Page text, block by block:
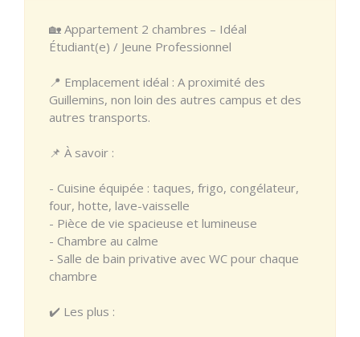
🏡 Appartement 2 chambres – Idéal
Étudiant(e) / Jeune Professionnel
📍 Emplacement idéal : A proximité des
Guillemins, non loin des autres campus et des
autres transports.
📌 À savoir :
- Cuisine équipée : taques, frigo, congélateur,
four, hotte, lave-vaisselle
- Pièce de vie spacieuse et lumineuse
- Chambre au calme
- Salle de bain privative avec WC pour chaque
chambre
✔️ Les plus :